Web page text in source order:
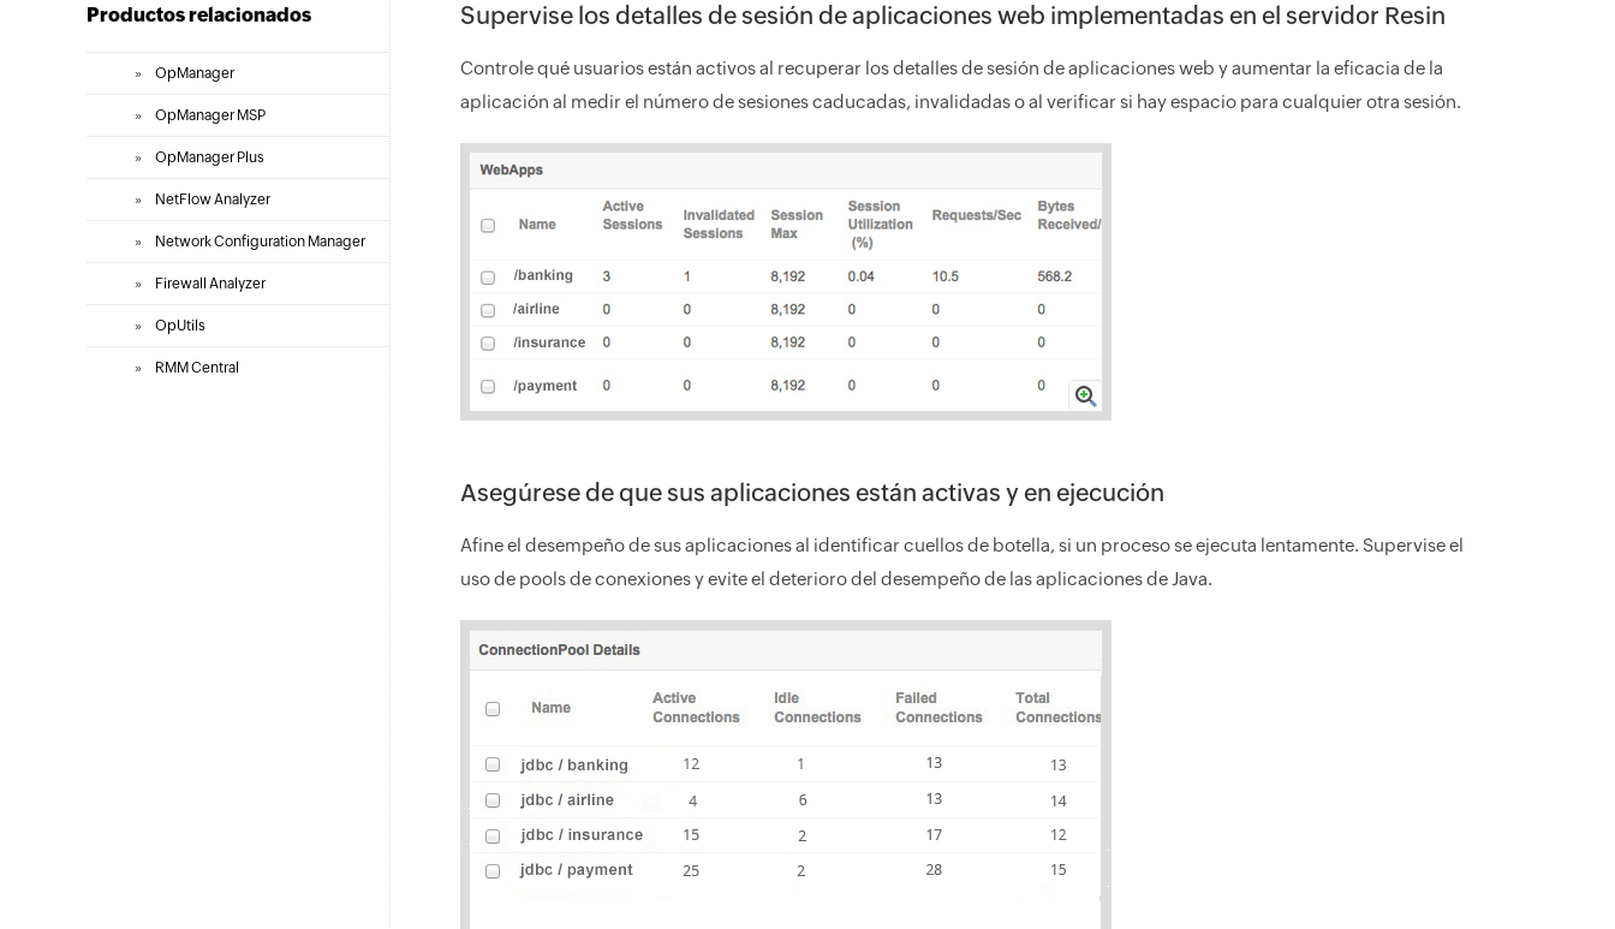
Productos relacionados
» OpManager
» OpManager MSP
» OpManager Plus
» NetFlow Analyzer
» Network Configuration Manager
» Firewall Analyzer
» OpUtils
» RMM Central
Supervise los detalles de sesión de aplicaciones web implementadas en el servidor Resin
Controle qué usuarios están activos al recuperar los detalles de sesión de aplicaciones web y aumentar la eficacia de la
aplicación al medir el número de sesiones caducadas, invalidadas o al verificar si hay espacio para cualquier otra sesión.
Asegúrese de que sus aplicaciones están activas y en ejecución
Afine el desempeño de sus aplicaciones al identificar cuellos de botella, si un proceso se ejecuta lentamente. Supervise el
uso de pools de conexiones y evite el deterioro del desempeño de las aplicaciones de Java.